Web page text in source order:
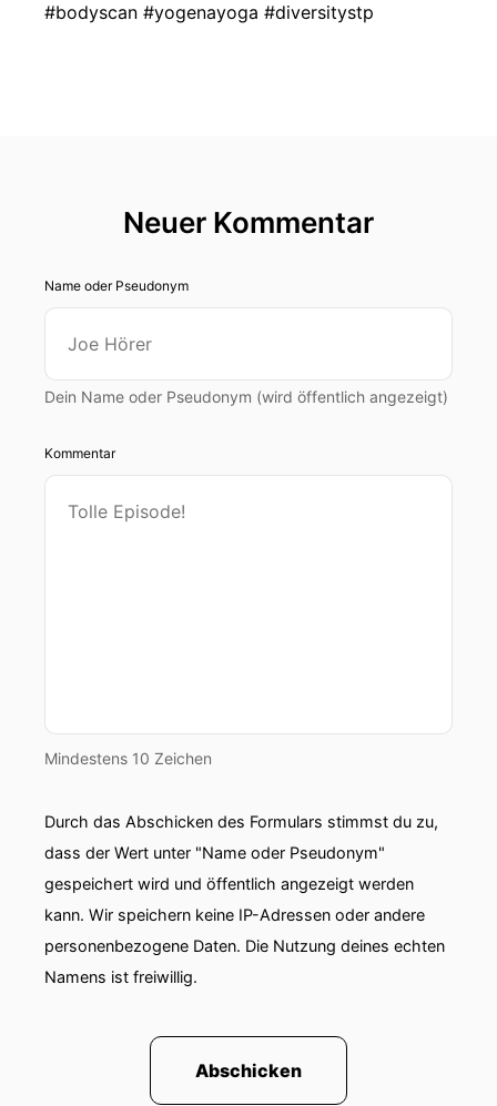
#bodyscan #yogenayoga #diversitystp
Neuer Kommentar
Name oder Pseudonym
Dein Name oder Pseudonym (wird öffentlich angezeigt)
Kommentar
Mindestens 10 Zeichen
Durch das Abschicken des Formulars stimmst du zu,
dass der Wert unter "Name oder Pseudonym"
gespeichert wird und öffentlich angezeigt werden
kann. Wir speichern keine IP-Adressen oder andere
personenbezogene Daten. Die Nutzung deines echten
Namens ist freiwillig.
Abschicken